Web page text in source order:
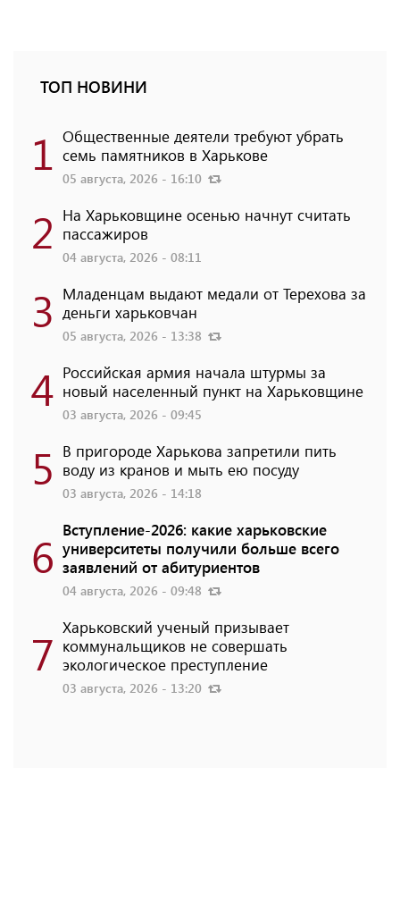
ТОП НОВИНИ
1 Общественные деятели требуют убрать
семь памятников в Харькове
05 августа, 2026 - 16:10
2 На Харьковщине осенью начнут считать
пассажиров
04 августа, 2026 - 08:11
3 Младенцам выдают медали от Терехова за
деньги харьковчан
05 августа, 2026 - 13:38
4 Российская армия начала штурмы за
новый населенный пункт на Харьковщине
03 августа, 2026 - 09:45
5 В пригороде Харькова запретили пить
воду из кранов и мыть ею посуду
03 августа, 2026 - 14:18
6 Вступление-2026: какие харьковские
университеты получили больше всего
заявлений от абитуриентов
04 августа, 2026 - 09:48
7 Харьковский ученый призывает
коммунальщиков не совершать
экологическое преступление
03 августа, 2026 - 13:20